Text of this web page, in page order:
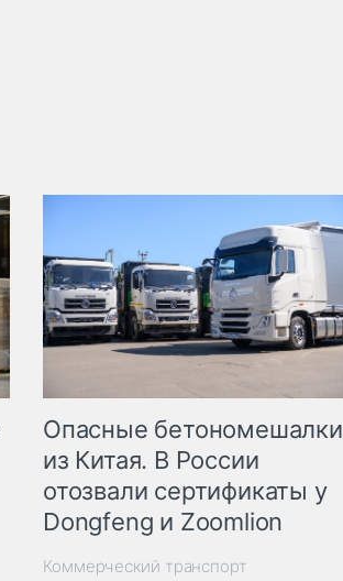
Опасные бетономешалки
из Китая. В России
отозвали сертификаты у
Dongfeng и Zoomlion
Коммерческий транспорт